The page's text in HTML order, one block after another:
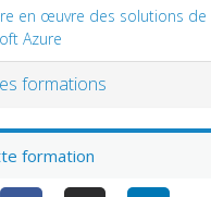
en œuvre des solutions de
Azure
formations
formation